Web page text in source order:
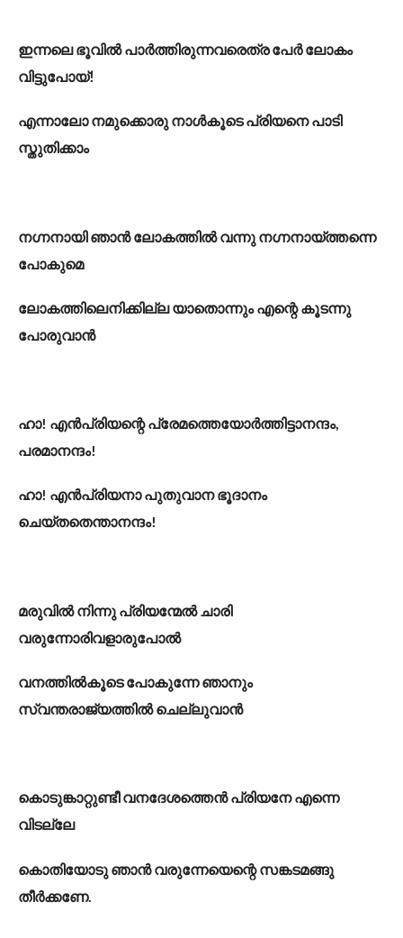
ഇന്നലെ ഭൂവിൽ പാർത്തിരുന്നവരെത്ര പേർ ലോകം
വിട്ടുപോയ്!
എന്നാലോ നമുക്കൊരു നാൾകൂടെ പ്രിയനെ പാടി
സ്തുതിക്കാം
നഗ്നനായി ഞാൻ ലോകത്തിൽ വന്നു നഗ്നനായ്ത്തന്നെ
പോകുമെ
ലോകത്തിലെനിക്കില്ല യാതൊന്നും എന്റെ കൂടന്നു
പോരുവാൻ
ഹാ! എൻപ്രിയന്റെ പ്രേമത്തെയോർത്തിട്ടാനന്ദം,
പരമാനന്ദം!
ഹാ! എൻപ്രിയനാ പുതുവാന ഭൂദാനം
ചെയ്തതെന്താനന്ദം!
മരുവിൽ നിന്നു പ്രിയന്മേൽ ചാരി
വരുന്നോരിവളാരുപോൽ
വനത്തിൽകൂടെ പോകുന്നേ ഞാനും
സ്വന്തരാജ്യത്തിൽ ചെല്ലുവാൻ
കൊടുങ്കാറ്റുണ്ടീ വനദേശത്തെൻ പ്രിയനേ എന്നെ
വിടല്ലേ
കൊതിയോടു ഞാൻ വരുന്നേയെന്റെ സങ്കടമങ്ങു
തീർക്കണേ.